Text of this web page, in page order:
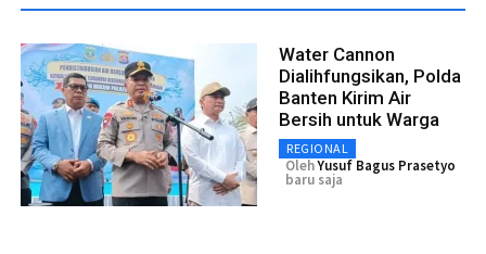
Water Cannon
Dialihfungsikan, Polda
Banten Kirim Air
Bersih untuk Warga
REGIONAL
OlehYusuf Bagus Prasetyo
baru saja